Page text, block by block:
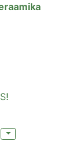
Dropdown
Toggle Dropdown